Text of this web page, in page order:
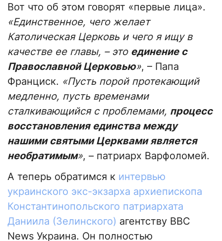
Вот что об этом говорят «первые лица».
«Единственное, чего желает
Католическая Церковь и чего я ищу в
качестве ее главы, – это единение с
Православной Церковью», – Папа
Франциск. «Пусть порой протекающий
медленно, пусть временами
сталкивающийся с проблемами, процесс
восстановления единства между
нашими святыми Церквами является
необратимым», – патриарх Варфоломей.
А теперь обратимся к интервью
украинского экс-экзарха архиепископа
Константинопольского патриархата
Даниила (Зелинского) агентству ВВС
News Украина. Он полностью